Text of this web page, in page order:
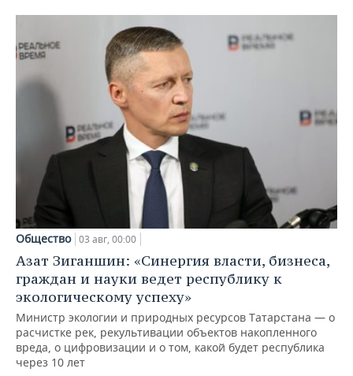
Общество 03 авг, 00:00
Азат Зиганшин: «Синергия власти, бизнеса,
граждан и науки ведет республику к
экологическому успеху»
Министр экологии и природных ресурсов Татарстана — о
расчистке рек, рекультивации объектов накопленного
вреда, о цифровизации и о том, какой будет республика
через 10 лет